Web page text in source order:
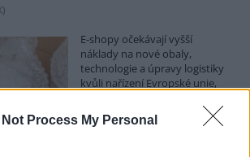
Not Process My Personal
)
E-shopy očekávají vyšší
náklady na nové obaly,
technologie a úpravy logistiky
kvůli nařízení Evropské unie,
materiálu. ČTK to řekli zástupci e-
by se náklady podle nich mohly
nebo do poplatků za balné, zvýšit by se